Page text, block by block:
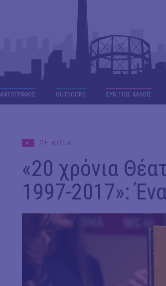
OUTDΟORS ΣΥΝ ΤΟΙΣ ΑΛΛΟΙΣ
DE-BOOK
«20 χρόνια
1997-2017»: